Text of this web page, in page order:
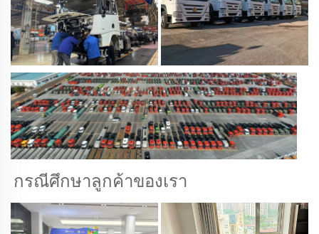
กรณีศึกษาลูกค้าของเรา